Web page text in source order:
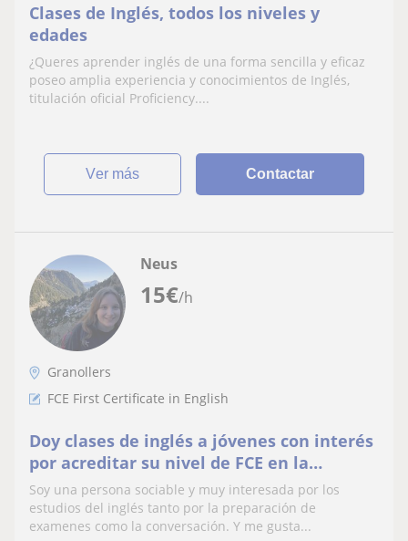
Clases de Inglés, todos los niveles y
edades
¿Queres aprender inglés de una forma sencilla y eficaz
poseo amplia experiencia y conocimientos de Inglés,
titulación oficial Proficiency....
ver más Contactar
15€/h
Neus
Granollers
FCE First Certificate in English
Doy clases de inglés a jóvenes con interés
por acreditar su nivel de FCE en la
universidad y estudiantes en búsqueda de
Speaking Skills
Soy una persona sociable y muy interesada por los
estudios del inglés tanto por la preparación de
examenes como la conversación. Y me gusta...